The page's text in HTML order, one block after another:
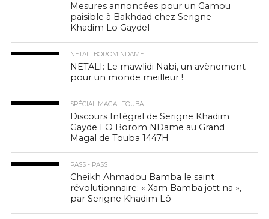
Mesures annoncées pour un Gamou
paisible à Bakhdad chez Serigne
Khadim Lo Gaydel
NETALI BOROM NDAME
NETALI: Le mawlidi Nabi, un avènement
pour un monde meilleur !
SPÉCIAL MAGAL TOUBA
Discours Intégral de Serigne Khadim
Gayde LO Borom NDame au Grand
Magal de Touba 1447H
PASS - PASS
Cheikh Ahmadou Bamba le saint
révolutionnaire: « Xam Bamba jott na »,
par Serigne Khadim Lô